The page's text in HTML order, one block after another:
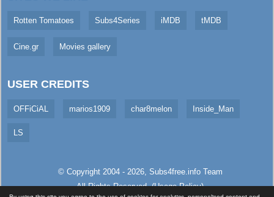
Rotten Tomatoes Subs4Series iMDB tMDB
Cine.gr Movies gallery
USER CREDITS
OFFiCiAL marios1909 char8melon Inside_Man
LS
© Copyright 2004 - 2026, Subs4free.infoTeam
All Rights Reserved. (Usage Policy)